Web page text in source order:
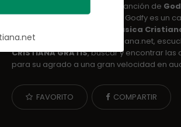
es una canción de
Godfypublicado el año 2017. Godfy es un
Infantiles y Musica
Web Cristiana FullMusicaCristiana.net,
CRISTIANA GRATIS, buscar y encontrar las
para su agrado a una gran velocidad en
FAVORITO COMPARTIR